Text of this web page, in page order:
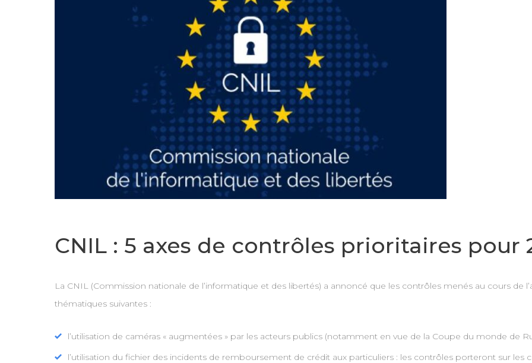
CNIL : 5 axes de contrôles prioritaires pour
La CNIL (Commission nationale de l’informatique et des libertés) a annoncé que les contrôles menés au cours de
thématiques suivantes :
l’utilisation de caméras « augmentées » par les acteurs publics (notamment en vue de la Coupe du monde de
l’utilisation du fichier des incidents de remboursement de crédit aux particuliers : les contrôles porteront sur les